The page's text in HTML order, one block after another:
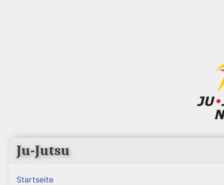
Ju-Jutsu
Startseite